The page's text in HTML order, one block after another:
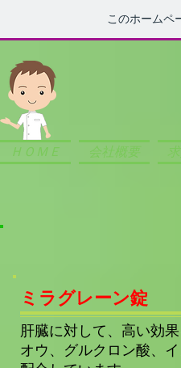
このホームペ
ＨＯＭＥ 会社概要
ミラグレーン錠
肝臓に対して、高い効
オウ、グルクロン酸、